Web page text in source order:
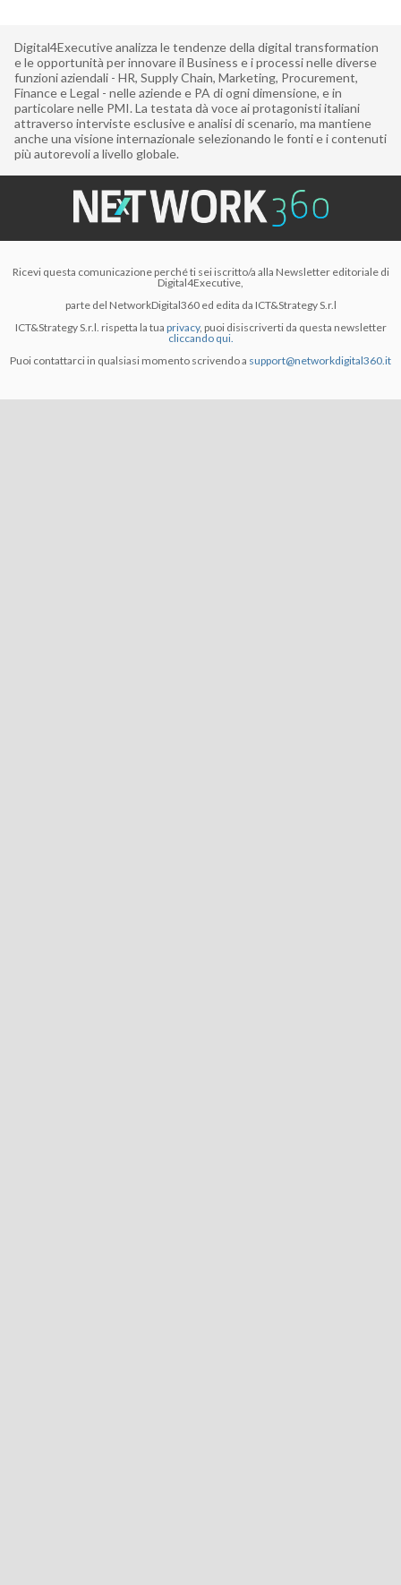
Digital4Executive analizza le tendenze della digital transformation
e le opportunità per innovare il Business e i processi nelle diverse
funzioni aziendali - HR, Supply Chain, Marketing, Procurement,
Finance e Legal - nelle aziende e PA di ogni dimensione, e in
particolare nelle PMI. La testata dà voce ai protagonisti italiani
attraverso interviste esclusive e analisi di scenario, ma mantiene
anche una visione internazionale selezionando le fonti e i contenuti
più autorevoli a livello globale.
Ricevi questa comunicazione perché ti sei iscritto/a alla Newsletter editoriale di
Digital4Executive,
parte del NetworkDigital360 ed edita da ICT&Strategy S.r.l
ICT&Strategy S.r.l. rispetta la tua privacy, puoi disiscriverti da questa newsletter
cliccando qui.
Puoi contattarci in qualsiasi momento scrivendo a support@networkdigital360.it